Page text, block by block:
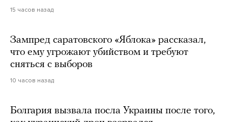
15 часов назад
Зампред саратовского «Яблока» рассказал,
что ему угрожают убийством и требуют
сняться с выборов
10 часов назад
Болгария вызвала посла Украины после того,